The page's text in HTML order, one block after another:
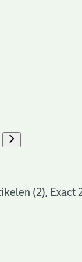
(2), Exact